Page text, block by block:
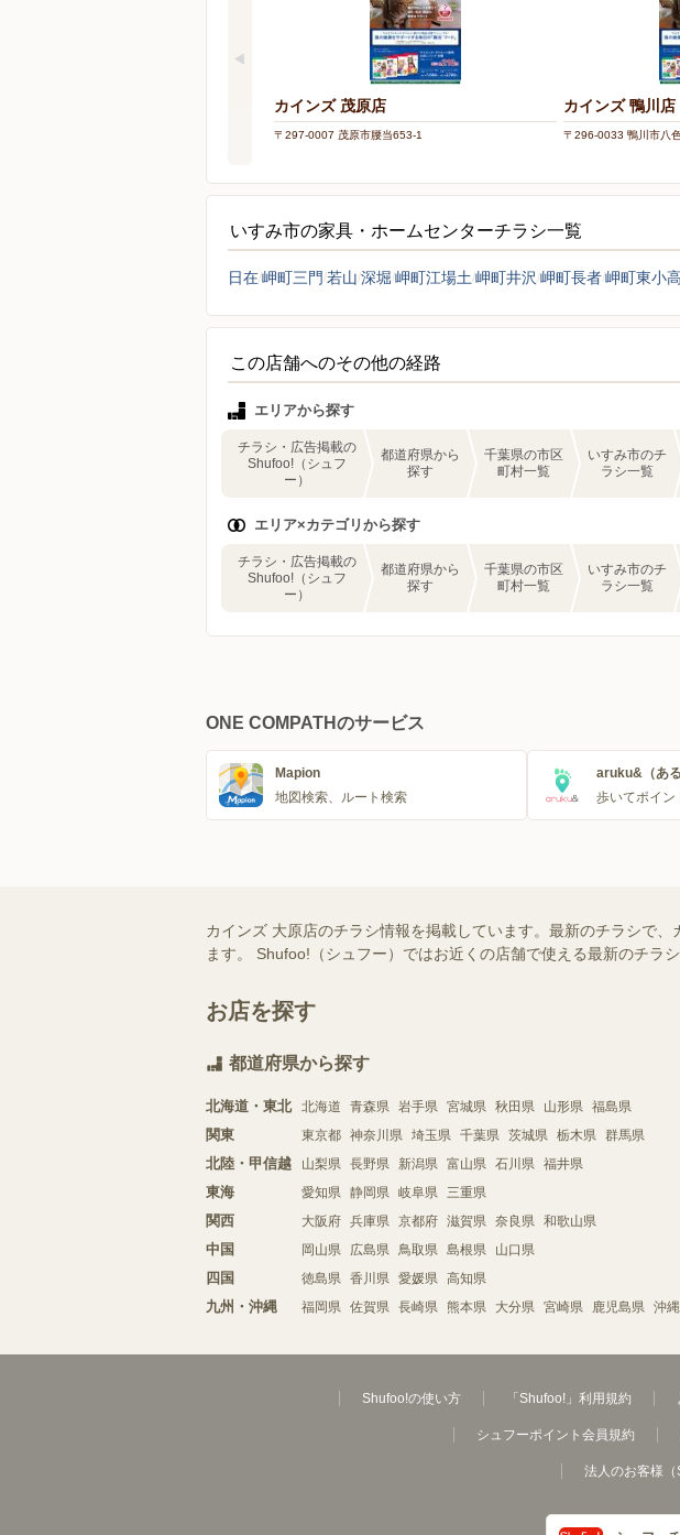
カインズ 茂原店
〒297-0007 茂原市腰当653-1
カインズ 鴨川店
〒296-0033 鴨川市八
いすみ市の家具・ホームセンターチラシ一覧
日在岬町三門 若山 深堀 岬町江場土 岬町井沢 岬町長者岬町東小高
この店舗へのその他の経路
エリアから探す
チラシ・広告掲載の
Shufoo!（シュフ
ー）
都道府県から
探す
千葉県の市区
町村一覧
いすみ市のチ
ラシ一覧
エリア×カテゴリから探す
チラシ・広告掲載の
Shufoo!（シュフ
ー）
都道府県から
探す
千葉県の市区
町村一覧
いすみ市のチ
ラシ一覧
ONE COMPATHのサービス
Mapion
地図検索、ルート検索
aruku&（ある
歩いてポイン
カインズ 大原店のチラシ情報を掲載しています。最新のチラシで
ます。 Shufoo!（シュフー）ではお近くの店舗で使える最新のチラ
お店を探す
都道府県から探す
北海道・東北 北海道 青森県 岩手県 宮城県 秋田県 山形県 福島県
関東 東京都 神奈川県 埼玉県 千葉県 茨城県 栃木県 群馬県
北陸・甲信越 山梨県 長野県 新潟県 富山県 石川県 福井県
東海 愛知県 静岡県 岐阜県 三重県
関西 大阪府 兵庫県 京都府 滋賀県 奈良県 和歌山県
中国 岡山県 広島県 鳥取県 島根県 山口県
四国 徳島県 香川県 愛媛県 高知県
九州・沖縄 福岡県 佐賀県 長崎県 熊本県 大分県 宮崎県 鹿児島県 沖
Shufoo!の使い方 「Shufoo!」利用規約
シュフーポイント会員規約
法人のお客様